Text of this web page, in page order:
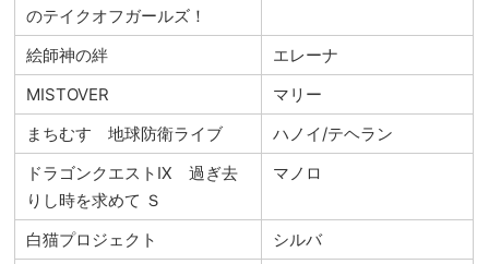
のテイクオフガールズ！
絵師神の絆
エレーナ
MISTOVER
マリー
まちむす 地球防衛ライブ
ハノイ/テヘラン
ドラゴンクエストⅨ 過ぎ去
りし時を求めて Ｓ
マノロ
白猫プロジェクト
シルバ